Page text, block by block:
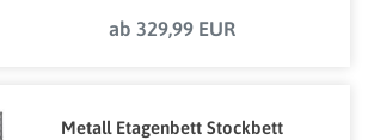
ab 329,99 EUR
Metall Etagenbett Stockbett